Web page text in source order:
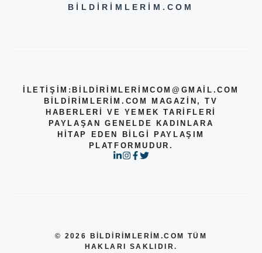
BILDIRIMLERIM.COM
İLETİŞİM:BILDIRIMLERIMCOM@GMAIL.COM
BILDIRIMLERIM.COM MAGAZIN, TV
HABERLERI VE YEMEK TARIFLERI
PAYLAŞAN GENELDE KADINLARA
HITAP EDEN BILGI PAYLAŞIM
PLATFORMUDUR.
© 2026 BILDIRIMLERIM.COM TÜM
HAKLARI SAKLIDIR.